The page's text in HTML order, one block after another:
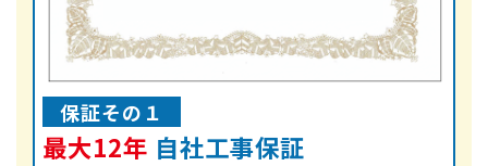
保証その１
最大12年 自社工事保証